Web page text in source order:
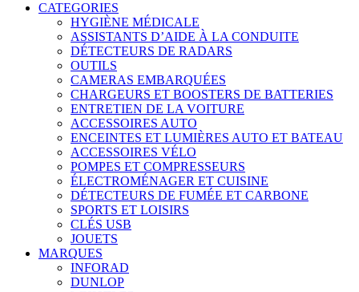
CATEGORIES
HYGIÈNE MÉDICALE
ASSISTANTS D’AIDE À LA CONDUITE
DÉTECTEURS DE RADARS
OUTILS
CAMERAS EMBARQUÉES
CHARGEURS ET BOOSTERS DE BATTERIES
ENTRETIEN DE LA VOITURE
ACCESSOIRES AUTO
ENCEINTES ET LUMIÈRES AUTO ET BATEAU
ACCESSOIRES VÉLO
POMPES ET COMPRESSEURS
ÉLECTROMÉNAGER ET CUISINE
DÉTECTEURS DE FUMÉE ET CARBONE
SPORTS ET LOISIRS
CLÉS USB
JOUETS
MARQUES
INFORAD
DUNLOP